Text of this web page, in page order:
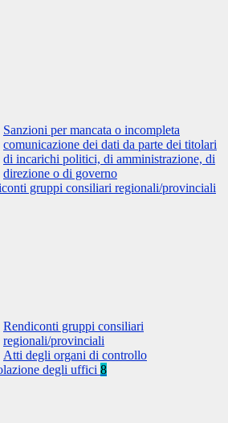
Sanzioni per mancata o incompleta
comunicazione dei dati da parte dei titolari
di incarichi politici, di amministrazione, di
direzione o di governo
gruppi consiliari regionali/provinciali
Rendiconti gruppi consiliari
regionali/provinciali
Atti degli organi di controllo
degli uffici 8